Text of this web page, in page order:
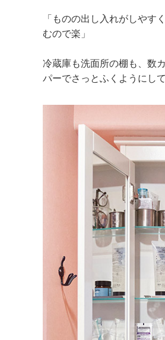
「ものの出し入れがしやす
むので楽」
冷蔵庫も洗面所の棚も、数
パーでさっとふくようにして